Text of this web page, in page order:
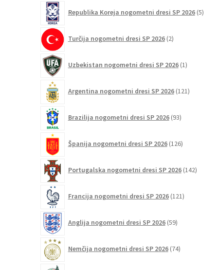
Republika Koreja nogometni dresi SP 2026 5
Turčija nogometni dresi SP 2026 2izdelka
Uzbekistan nogometni dresi SP 2026 1izdelek
Argentina nogometni dresi SP 2026 121izdelkov
Brazilija nogometni dresi SP 2026 93izdelkov
Španija nogometni dresi SP 2026 126izdelkov
Portugalska nogometni dresi SP 2026 142
Francija nogometni dresi SP 2026 121izdelkov
Anglija nogometni dresi SP 2026 59izdelkov
Nemčija nogometni dresi SP 2026 74izdelkov